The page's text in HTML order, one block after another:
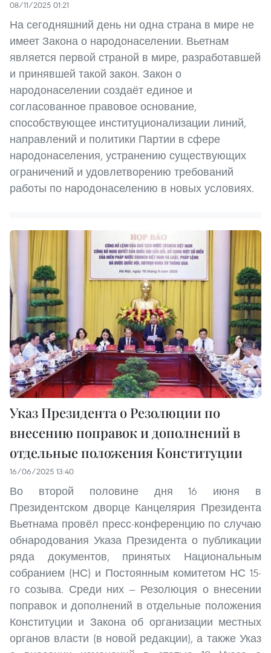
08/11/2025 01:21
На сегодняшний день ни одна страна в мире не
имеет Закона о народонаселении. Вьетнам
является первой страной в мире, разработавшей
и принявшей такой закон. Закон о
народонаселении создаёт единое и
согласованное правовое основание,
способствующее институционализации линий,
направлений и политики Партии в сфере
народонаселения, устранению существующих
ограничений и удовлетворению требований
работы по народонаселению в новых условиях.
Указ Президента о Резолюции по
внесению поправок и дополнений в
отдельные положения Конституции
16/06/2025 13:40
Во второй половине дня 16 июня в
Президентском дворце Канцелярия Президента
Вьетнама провёл пресс-конференцию по случаю
обнародования Указа Президента о публикации
ряда документов, принятых Национальным
собранием (НС) и Постоянным комитетом НС 15-
го созыва. Среди них — Резолюция о внесении
поправок и дополнений в отдельные положения
Конституции и Закона об организации местных
органов власти (в новой редакции), а также Указ